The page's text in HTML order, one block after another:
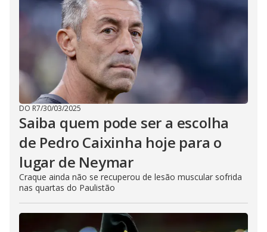
DO R7/30/03/2025
Saiba quem pode ser a escolha
de Pedro Caixinha hoje para o
lugar de Neymar
Craque ainda não se recuperou de lesão muscular sofrida
nas quartas do Paulistão